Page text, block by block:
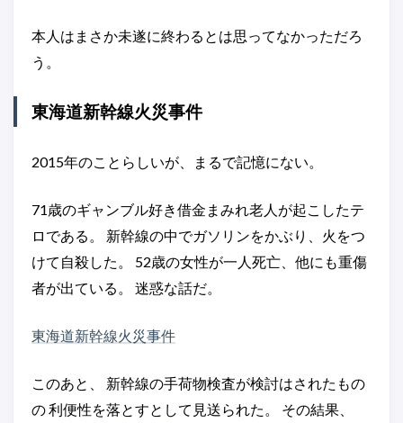
本人はまさか未遂に終わるとは思ってなかっただろ
う。
東海道新幹線火災事件
2015年のことらしいが、まるで記憶にない。
71歳のギャンブル好き借金まみれ老人が起こしたテ
ロである。 新幹線の中でガソリンをかぶり、火をつ
けて自殺した。 52歳の女性が一人死亡、他にも重傷
者が出ている。 迷惑な話だ。
東海道新幹線火災事件
このあと、 新幹線の手荷物検査が検討はされたもの
の 利便性を落とすとして見送られた。 その結果、